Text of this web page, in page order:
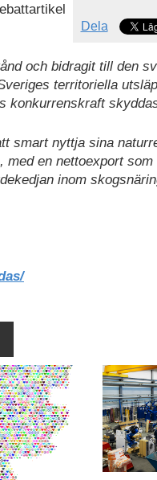
Dela
och bidragit till den
territoriella
konkurrenskraft
smart nyttja sina
en nettoexport
inom